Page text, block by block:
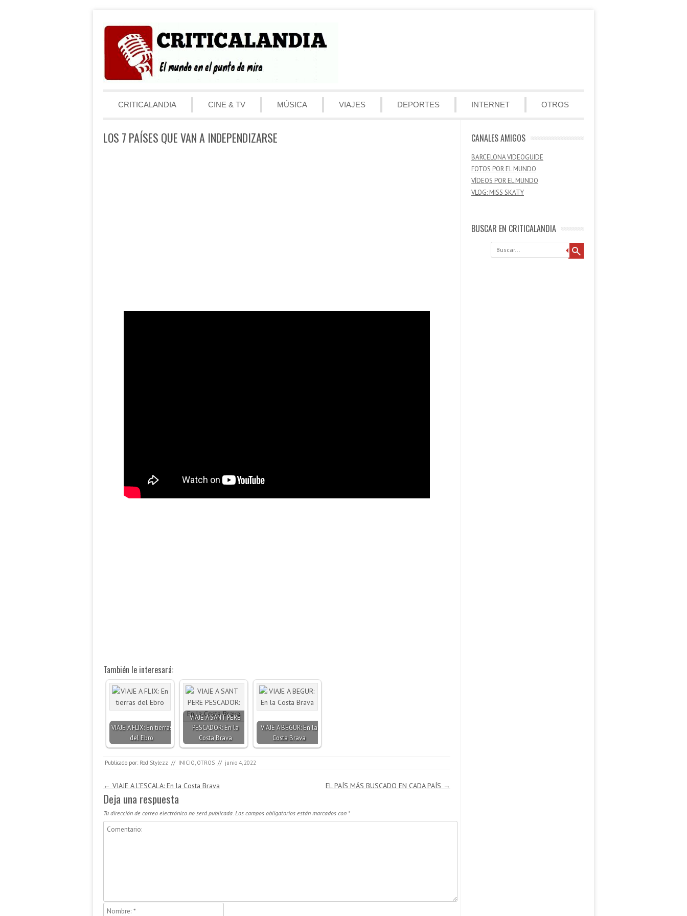
Menú
CRITICALANDIA
CINE & TV MÚSICA VIAJES DEPORTES INTERNET OTROS
LOS 7 PAÍSES QUE VAN A INDEPENDIZARSE
También le interesará:
VIAJE A FLIX: En tierras
del Ebro
VIAJE A SANT PERE
PESCADOR: En la
Costa Brava
VIAJE A BEGUR: En la
Costa Brava
Publicado por: Rod Stylezz // INICIO OTROS // junio 4, 2022
Navegación de entradas
← VIAJE A L’ESCALA: En la Costa Brava EL PAÍS MÁS BUSCADO EN CADA PAÍS →
Deja una respuesta
Tu dirección de correo electrónico no será publicada. Los campos obligatorios están marcados con *
CANALES AMIGOS
BARCELONA VIDEOGUIDE
FOTOS POR EL MUNDO
VÍDEOS POR EL MUNDO
VLOG: MISS SKATY
BUSCAR EN CRITICALANDIA
Buscar